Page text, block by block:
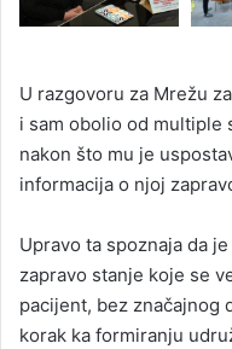
U razgovoru za Mrežu
i sam obolio od multiple
nakon što mu je
informacija o njoj
Upravo ta spoznaja da
zapravo stanje koje se
pacijent, bez značajnog
korak ka formiranju